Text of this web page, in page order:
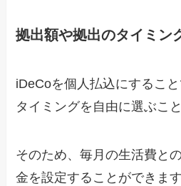
拠出額や拠出のタイミン
iDeCoを個人払込にするこ
タイミングを自由に選ぶこ
そのため、毎月の生活費と
金を設定することができます